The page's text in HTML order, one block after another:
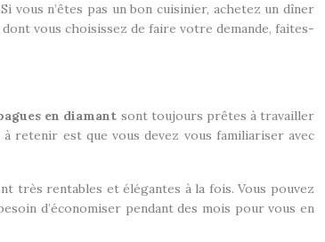
n’êtes pas un bon cuisinier, achetez un dîner
vous choisissez de faire votre demande, faites-
en diamant sont toujours prêtes à travailler
retenir est que vous devez vous familiariser avec
très rentables et élégantes à la fois. Vous pouvez
d’économiser pendant des mois pour vous en